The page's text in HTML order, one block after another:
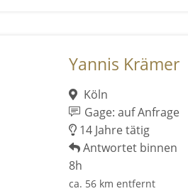
Yannis Krämer
Köln
Gage: auf Anfrage
14 Jahre tätig
Antwortet binnen
8h
ca. 56 km entfernt